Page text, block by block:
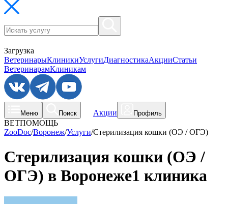
Загрузка
ВетеринарыКлиникиУслугиДиагностикаАкцииСтатьи
ВетеринарамКлиникам
Меню Поиск Акции Профиль
ВЕТПОМОЩЬ
ZooDoc/Воронеж/Услуги/Стерилизация кошки (ОЭ / ОГЭ)
Стерилизация кошки (ОЭ /
ОГЭ) в Воронеже1 клиника